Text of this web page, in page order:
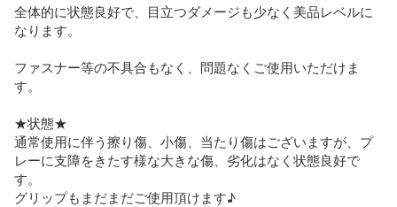
全体的に状態良好で、目立つダメージも少なく美品レベルに
なります。
ファスナー等の不具合もなく、問題なくご使用いただけま
す。
★状態★
通常使用に伴う擦り傷、小傷、当たり傷はございますが、プ
レーに支障をきたす様な大きな傷、劣化はなく状態良好で
す。
グリップもまだまだご使用頂けます♪